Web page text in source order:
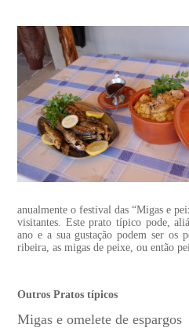
anualmente o festival das “Migas e
visitantes. Este prato típico pode,
ano e a sua gustação podem ser
ribeira, as migas de peixe, ou então
Outros Pratos típicos
Migas e omelete de espargos